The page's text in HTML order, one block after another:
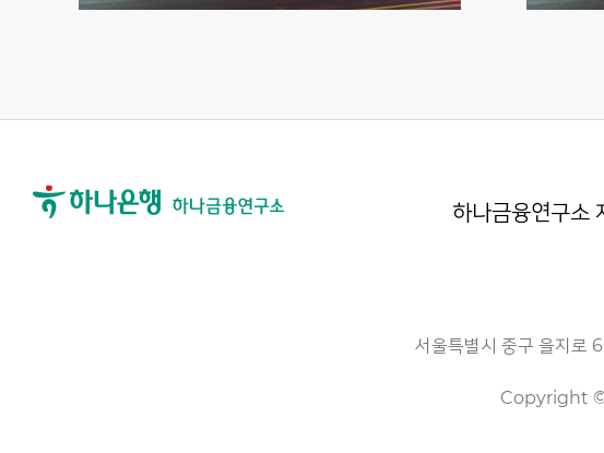
하나금융연구소
서울특별시 중구 을지로
Copyright ©